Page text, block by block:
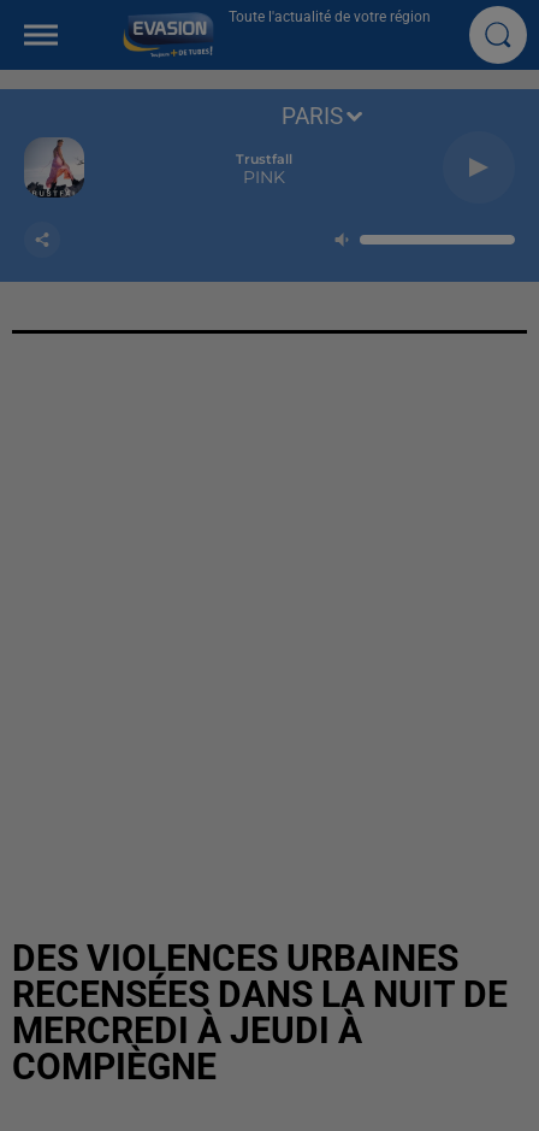
Toute l'actualité de votre région
Trustfall
PINK
PARIS
DES VIOLENCES URBAINES
RECENSÉES DANS LA NUIT DE
MERCREDI À JEUDI À
COMPIÈGNE